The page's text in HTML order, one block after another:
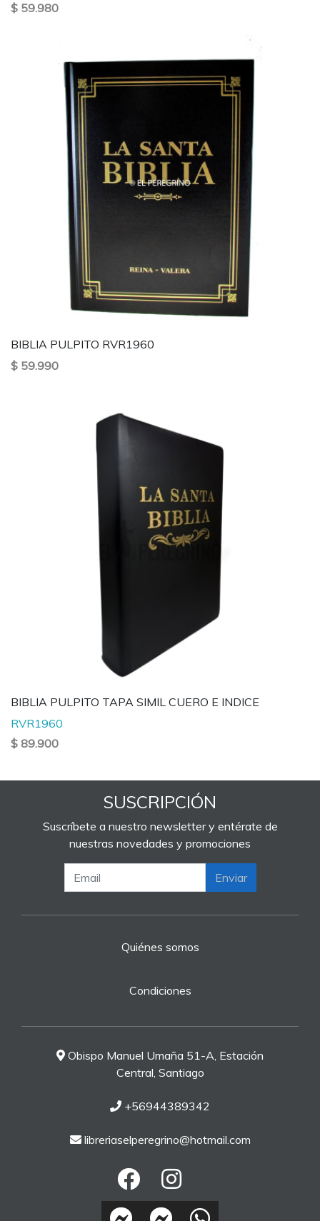
$ 59.980
BIBLIA PULPITO RVR1960
$ 59.990
BIBLIA PULPITO TAPA SIMIL CUERO E INDICE
RVR1960
$ 89.900
SUSCRIPCIÓN
Suscríbete a nuestro newsletter y entérate de
nuestras novedades y promociones
Enviar
Quiénes somos
Condiciones
Obispo Manuel Umaña 51-A, Estación
Central, Santiago
+56944389342
libreriaselperegrino@hotmail.com